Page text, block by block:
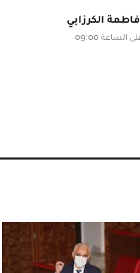
فاطمة الكرزابي